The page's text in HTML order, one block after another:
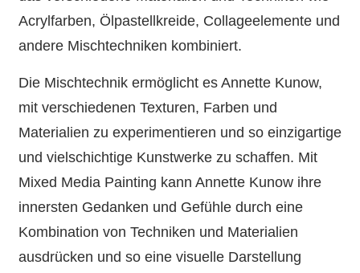
Acrylfarben, Ölpastellkreide, Collageelemente und
andere Mischtechniken kombiniert.
Die Mischtechnik ermöglicht es Annette Kunow,
mit verschiedenen Texturen, Farben und
Materialien zu experimentieren und so einzigartige
und vielschichtige Kunstwerke zu schaffen. Mit
Mixed Media Painting kann Annette Kunow ihre
innersten Gedanken und Gefühle durch eine
Kombination von Techniken und Materialien
ausdrücken und so eine visuelle Darstellung